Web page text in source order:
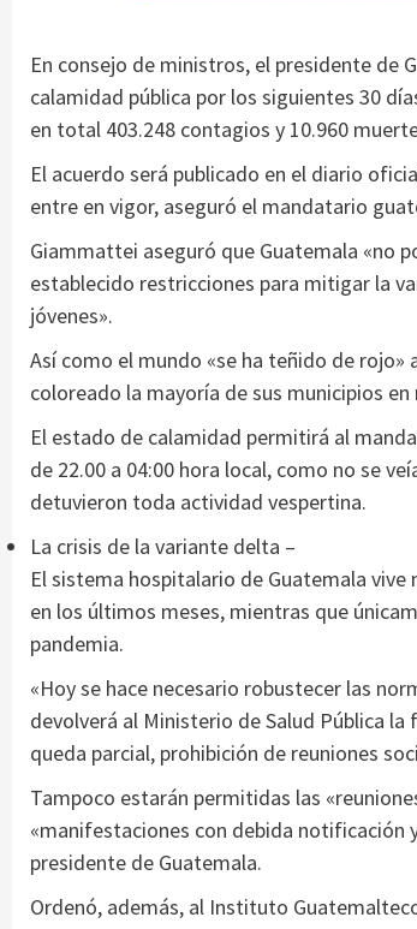
En consejo de ministros, el presidente de
calamidad pública por los siguientes 30
en total 403.248 contagios y 10.960
El acuerdo será publicado en el diario
entre en vigor, aseguró el mandatario
Giammattei aseguró que Guatemala «no
establecido restricciones para mitigar la
jóvenes».
Así como el mundo «se ha teñido de rojo»
coloreado la mayoría de sus municipios
El estado de calamidad permitirá al
de 22.00 a 04:00 hora local, como no se
detuvieron toda actividad vespertina.
La crisis de la variante delta –
El sistema hospitalario de Guatemala
en los últimos meses, mientras que
pandemia.
«Hoy se hace necesario robustecer las
devolverá al Ministerio de Salud Pública
queda parcial, prohibición de reuniones
Tampoco estarán permitidas las
«manifestaciones con debida notificación
presidente de Guatemala.
Ordenó, además, al Instituto